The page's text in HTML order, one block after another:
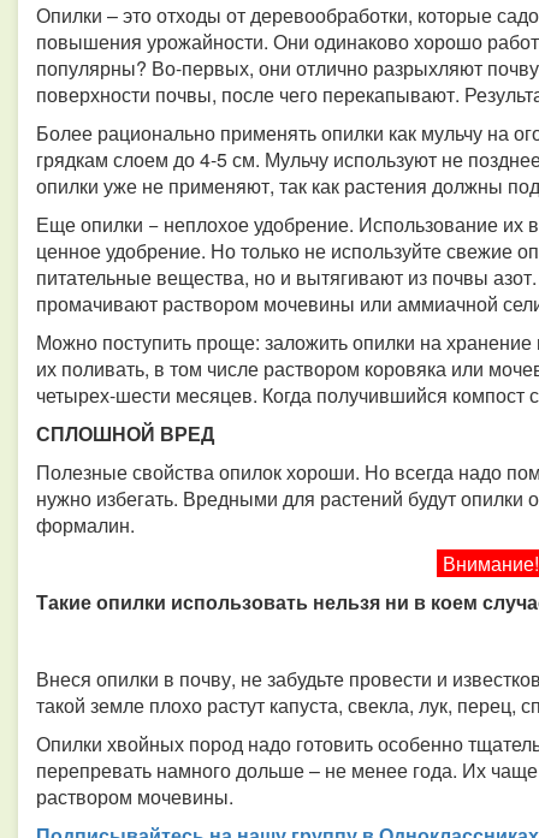
Опилки – это отходы от деревообработки, которые
повышения урожайности. Они одинаково хорошо
популярны? Во-первых, они отлично разрыхляют
поверхности почвы, после чего перекапывают.
Более рационально применять опилки как мульчу на
грядкам слоем до 4-5 см. Мульчу используют не
опилки уже не применяют, так как растения должны
Еще опилки − неплохое удобрение. Использование их
ценное удобрение. Но только не используйте свежие
питательные вещества, но и вытягивают из почвы
промачивают раствором мочевины или аммиачной
Можно поступить проще: заложить опилки на хранение
их поливать, в том числе раствором коровяка или
четырех-шести месяцев. Когда получившийся компост
СПЛОШНОЙ ВРЕД
Полезные свойства опилок хороши. Но всегда надо
нужно избегать. Вредными для растений будут опилки
формалин.
Внимание!
Такие опилки использовать нельзя ни в коем
Внеся опилки в почву, не забудьте провести и
такой земле плохо растут капуста, свекла, лук, перец,
Опилки хвойных пород надо готовить особенно
перепревать намного дольше – не менее года. Их
раствором мочевины.